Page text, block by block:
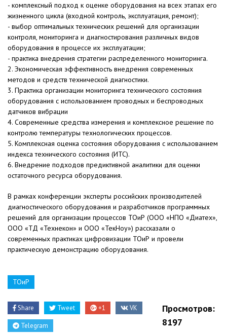
- комплексный подход к оценке оборудования на всех этапах его
жизненного цикла (входной контроль, эксплуатация, ремонт);
- выбор оптимальных технических решений для организации
контроля, мониторинга и диагностирования различных видов
оборудования в процессе их эксплуатации;
- практика внедрения стратегии распределенного мониторинга.
2. Экономическая эффективность внедрения современных
методов и средств технической диагностики.
3. Практика организации мониторинга технического состояния
оборудования с использованием проводных и беспроводных
датчиков вибрации
4. Современные средства измерения и комплексное решение по
контролю температуры технологических процессов.
5. Комплексная оценка состояния оборудования с использованием
индекса технического состояния (ИТС).
6. Внедрение подходов предиктивной аналитики для оценки
остаточного ресурса оборудования.
В рамках конференции эксперты российских производителей
диагностического оборудования и разработчиков программных
решений для организации процессов ТОиР (ООО «НПО «Диатех»,
ООО «ТД «Технекон» и ООО «ТекНоу») рассказали о
современных практиках цифровизации ТОиР и провели
практическую демонстрацию оборудования.
ТОиР
Share Tweet +1 VK
Telegram
Просмотров:
8197